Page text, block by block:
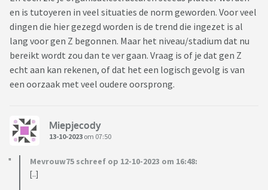
en is tutoyeren in veel situaties de norm geworden. Voor veel
dingen die hier gezegd worden is de trend die ingezet is al
lang voor gen Z begonnen. Maar het niveau/stadium dat nu
bereikt wordt zou dan te ver gaan. Vraag is of je dat gen Z
echt aan kan rekenen, of dat het een logisch gevolg is van
een oorzaak met veel oudere oorsprong.
Miepjecody
13-10-2023 om 07:50
Mevrouw75 schreef op 12-10-2023 om 16:48:
[..]